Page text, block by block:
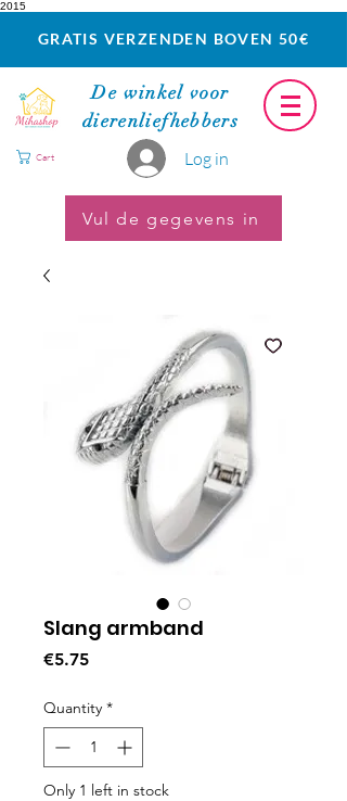
2015
GRATIS VERZENDEN BOVEN 50€
De winkel voor
dierenliefhebbers
Log in
Cart
Vul de gegevens in
Slang armband
€5.75Price
Quantity *
Only 1 left in stock